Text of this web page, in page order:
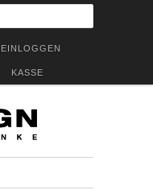
EINLOGGEN
KASSE